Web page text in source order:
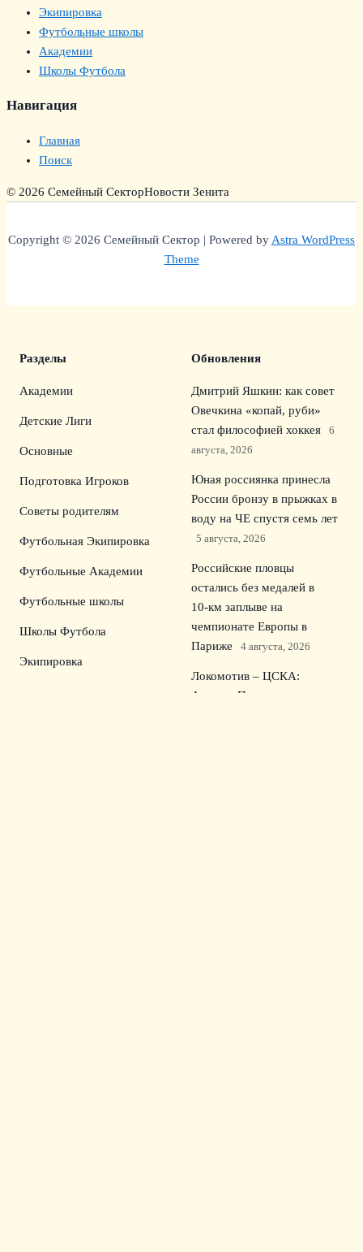
Экипировка
Футбольные школы
Академии
Школы Футбола
Навигация
Главная
Поиск
© 2026 Семейный СекторНовости Зенита
Copyright © 2026 Семейный Сектор | Powered byAstra WordPress
Theme
Разделы
Академии
Детские Лиги
Основные
Подготовка Игроков
Советы родителям
Футбольная Экипировка
Футбольные Академии
Футбольные школы
Школы Футбола
Экипировка
Обновления
Дмитрий Яшкин: как совет
Овечкина «копай, руби»
стал философией хоккея
6
августа, 2026
Юная россиянка принесла
России бронзу в прыжках в
воду на ЧЕ спустя семь лет
5 августа, 2026
Российские пловцы
остались без медалей в
10‑км заплыве на
чемпионате Европы в
Париже
4 августа, 2026
Локомотив – ЦСКА:
Андрею Прокопову